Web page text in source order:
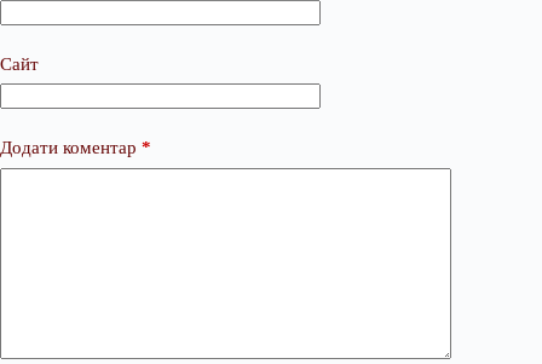
Сайт
Додати коментар *